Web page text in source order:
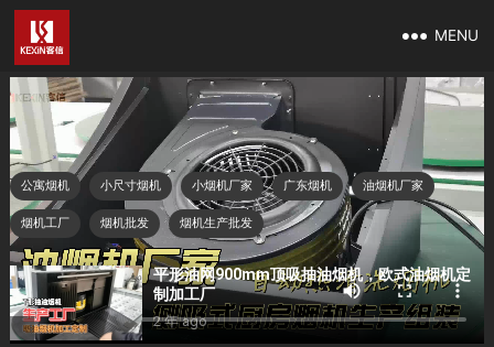
MENU
油烟机厂家，广东烟机生产批发工厂
抽油烟机 2023 年 10 月 26 日
公寓烟机 小尺寸烟机 小烟机厂家 广东烟机 油烟机厂家
烟机工厂 烟机批发 烟机生产批发
平形油网900mm顶吸抽油烟机，欧式油烟机定
制加工厂
2 年 ago